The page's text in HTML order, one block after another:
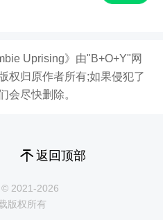
Uprising》由"B+O+Y"网
权归原作者所有;如果侵犯了
会尽快删除。
返回顶部
2021-2026
版权所有